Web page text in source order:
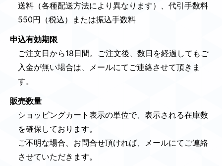
送料（各種配送方法により異なります）、代引手数料
550円（税込）または振込手数料
申込有効期限
ご注文日から18日間。ご注文後、数日を経過してもご
入金が無い場合は、メールにてご連絡させて頂きま
す。
販売数量
ショッピングカート表示の単位で、表示される在庫数
を確保しております。
ご不明な場合、お問合せ頂ければ、メールにてご連絡
させていただきます。